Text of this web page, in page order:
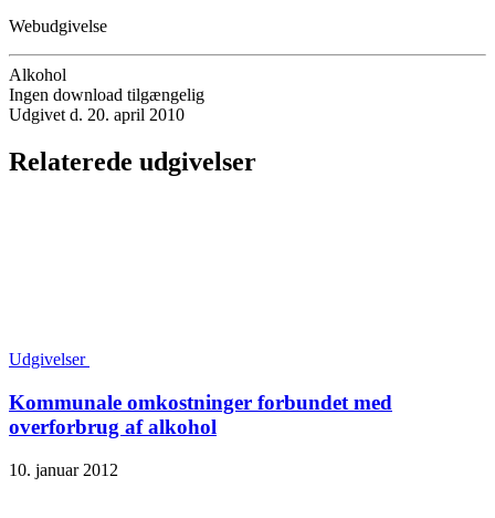
Webudgivelse
Alkohol
Ingen download tilgængelig
Udgivet d. 20. april 2010
Relaterede udgivelser
Udgivelser
Kommunale omkostninger forbundet med
overforbrug af alkohol
10. januar 2012